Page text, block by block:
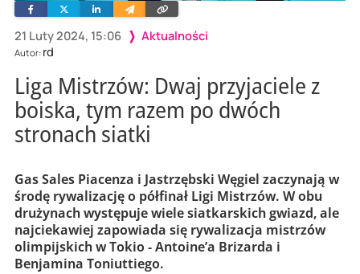
21 Luty 2024, 15:06 Aktualności
Autor: rd
FacebookTwitterLinkedinWyślij
e-
Skopiuj
link
Liga Mistrzów: Dwaj przyjaciele z
boiska, tym razem po dwóch
stronach siatki
Gas Sales Piacenza i Jastrzębski Węgiel zaczynają w
środę rywalizację o półfinał Ligi Mistrzów. W obu
drużynach występuje wiele siatkarskich gwiazd, ale
najciekawiej zapowiada się rywalizacja mistrzów
olimpijskich w Tokio - Antoine’a Brizarda i
Benjamina Toniuttiego.